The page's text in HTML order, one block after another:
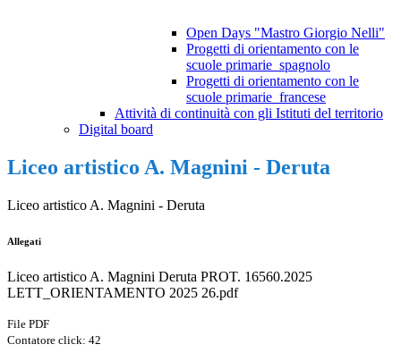
Open Days "Mastro Giorgio Nelli"
Progetti di orientamento con le
scuole primarie_spagnolo
Progetti di orientamento con le
scuole primarie_francese
Attività di continuità con gli Istituti del territorio
Digital board
Liceo artistico A. Magnini - Deruta
Liceo artistico A. Magnini - Deruta
Allegati
Liceo artistico A. Magnini Deruta PROT. 16560.2025
LETT_ORIENTAMENTO 2025 26.pdf
File PDF
Contatore click: 42